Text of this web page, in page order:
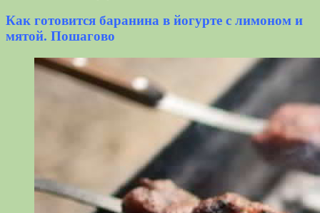
Как готовится баранина в йогурте с лимоном и
мятой. Пошагово